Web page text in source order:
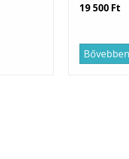
19 500 Ft
Bővebben